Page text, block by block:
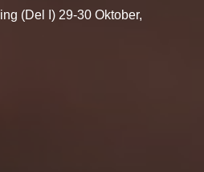
(Del I) 29-30 Oktober,